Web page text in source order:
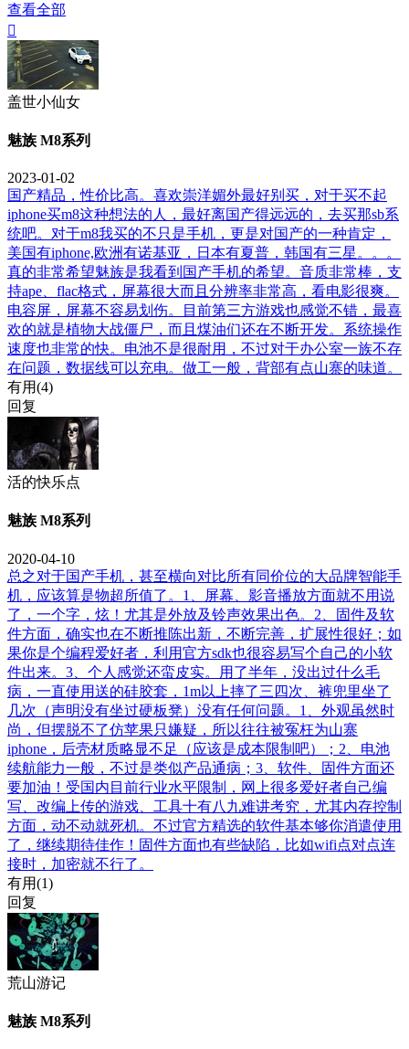
查看全部

盖世小仙女
魅族 M8系列
2023-01-02
国产精品，性价比高。喜欢崇洋媚外最好别买，对于买不起
iphone买m8这种想法的人，最好离国产得远远的，去买那sb系
统吧。对于m8我买的不只是手机，更是对国产的一种肯定，
美国有iphone,欧洲有诺基亚，日本有夏普，韩国有三星。。。
真的非常希望魅族是我看到国产手机的希望。音质非常棒，支
持ape、flac格式，屏幕很大而且分辨率非常高，看电影很爽。
电容屏，屏幕不容易划伤。目前第三方游戏也感觉不错，最喜
欢的就是植物大战僵尸，而且煤油们还在不断开发。系统操作
速度也非常的快。电池不是很耐用，不过对于办公室一族不存
在问题，数据线可以充电。做工一般，背部有点山寨的味道。
有用(4)
回复
活的快乐点
魅族 M8系列
2020-04-10
总之对于国产手机，甚至横向对比所有同价位的大品牌智能手
机，应该算是物超所值了。1、屏幕、影音播放方面就不用说
了，一个字，炫！尤其是外放及铃声效果出色。2、固件及软
件方面，确实也在不断推陈出新，不断完善，扩展性很好；如
果你是个编程爱好者，利用官方sdk也很容易写个自己的小软
件出来。3、个人感觉还蛮皮实。用了半年，没出过什么毛
病，一直使用送的硅胶套，1m以上摔了三四次、裤兜里坐了
几次（声明没有坐过硬板凳）没有任何问题。1、外观虽然时
尚，但摆脱不了仿苹果只嫌疑，所以往往被冤枉为山寨
iphone，后壳材质略显不足（应该是成本限制吧）；2、电池
续航能力一般，不过是类似产品通病；3、软件、固件方面还
要加油！受国内目前行业水平限制，网上很多爱好者自己编
写、改编上传的游戏、工具十有八九难讲考究，尤其内存控制
方面，动不动就死机。不过官方精选的软件基本够你消遣使用
了，继续期待佳作！固件方面也有些缺陷，比如wifi点对点连
接时，加密就不行了。
有用(1)
回复
荒山游记
魅族 M8系列